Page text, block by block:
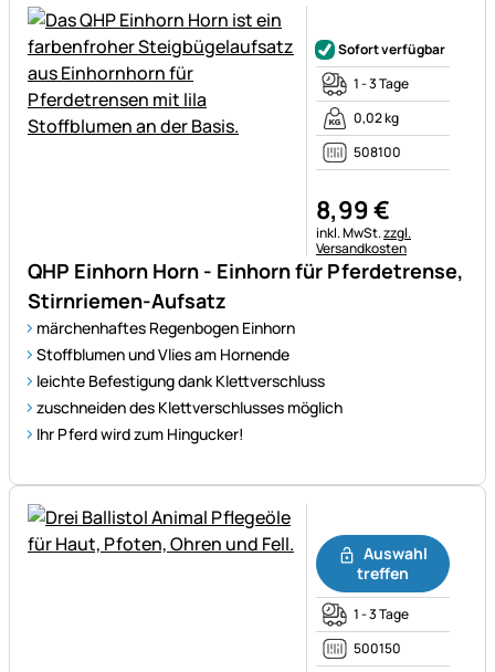
QHP Einhorn Horn - Einhorn für Pferdetrense,
Stirnriemen-Aufsatz
märchenhaftes Regenbogen Einhorn
Stoffblumen und Vlies am Hornende
leichte Befestigung dank Klettverschluss
zuschneiden des Klettverschlusses möglich
Ihr Pferd wird zum Hingucker!
Sofort verfügbar
1 - 3 Tage
0,02 kg
508100
8,99€
Steuerhinweis:
inkl. MwSt.zzgl.
Versandkosten
Auswahl
treffen
1 - 3 Tage
500150